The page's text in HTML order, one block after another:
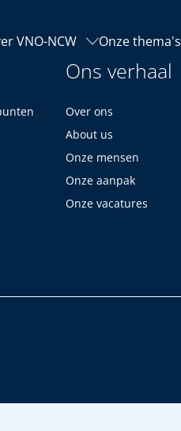
VNO-NCW Onze thema's
Ons verhaal
Over ons
About us
Onze mensen
Onze aanpak
Onze vacatures